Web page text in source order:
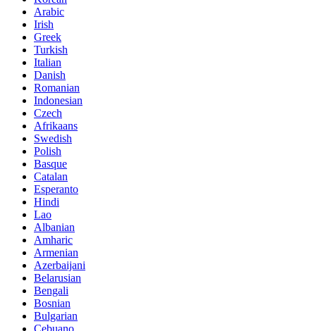
Arabic
Irish
Greek
Turkish
Italian
Danish
Romanian
Indonesian
Czech
Afrikaans
Swedish
Polish
Basque
Catalan
Esperanto
Hindi
Lao
Albanian
Amharic
Armenian
Azerbaijani
Belarusian
Bengali
Bosnian
Bulgarian
Cebuano